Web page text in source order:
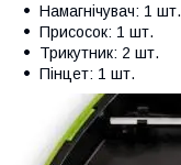
Намагнічувач: 1 шт.
Присосок: 1 шт.
Трикутник: 2 шт.
Пінцет: 1 шт.